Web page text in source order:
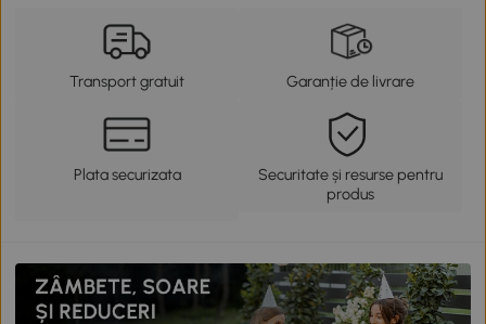
Transport gratuit Garanție de livrare
Plata securizata
Securitate și resurse pentru
produs